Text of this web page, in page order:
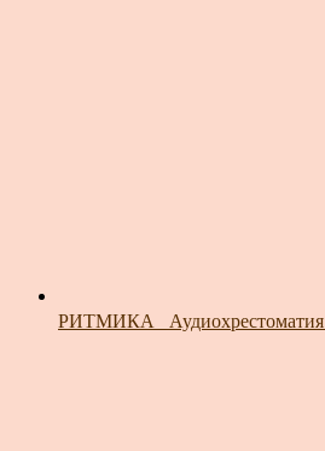
РИТМИКА_ Аудиохрестоматия